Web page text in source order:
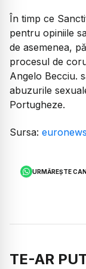
În timp ce
pentru opiniile
de asemenea,
procesul de
Angelo Becciu.
abuzurile
Portugheze.
Sursa:
URMĂREȘTE
TE-AR